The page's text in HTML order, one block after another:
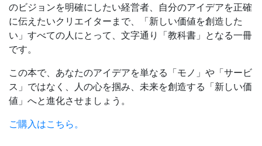
のビジョンを明確にしたい経営者、自分のアイデアを正確
に伝えたいクリエイターまで、「新しい価値を創造した
い」すべての人にとって、文字通り「教科書」となる一冊
です。
この本で、あなたのアイデアを単なる「モノ」や「サービ
ス」ではなく、人の心を掴み、未来を創造する「新しい価
値」へと進化させましょう。
ご購入はこちら。